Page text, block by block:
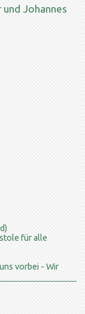
Johannes
für alle
vorbei - Wir